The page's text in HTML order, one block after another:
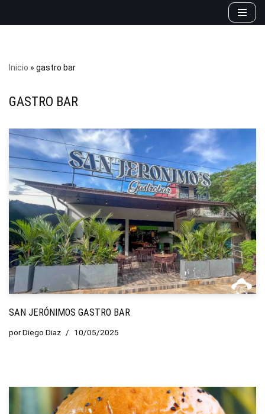
Inicio » gastro bar
GASTRO BAR
SAN JERÓNIMOS GASTRO BAR
porDiego Diaz 10/05/2025